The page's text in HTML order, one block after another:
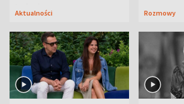
Lubelszczyzna
Aktualności Rozmowy